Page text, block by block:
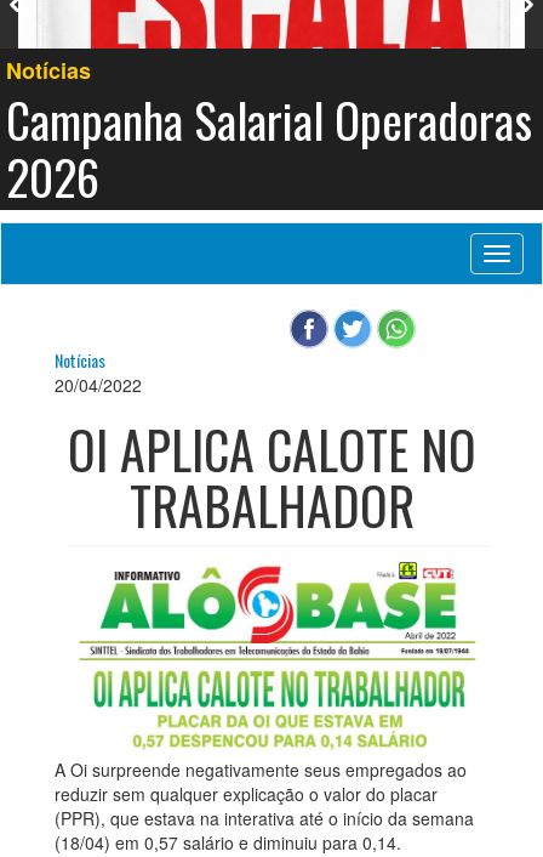
Notícias
Campanha Salarial Operadoras
2026
Notícias
20/04/2022
OI APLICA CALOTE NO
TRABALHADOR
A Oi surpreende negativamente seus empregados ao
reduzir sem qualquer explicação o valor do placar
(PPR), que estava na interativa até o início da semana
(18/04) em 0,57 salário e diminuiu para 0,14.